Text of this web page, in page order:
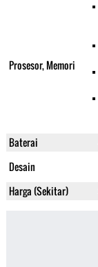
Prosesor, Memori
Baterai
Desain
Harga (Sekitar)